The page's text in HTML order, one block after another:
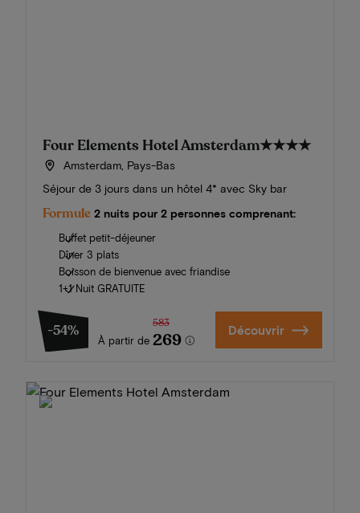
Four Elements Hotel Amsterdam★★★★
Amsterdam, Pays-Bas
Séjour de 3 jours dans un hôtel 4* avec Sky bar
Formule 2 nuits pour 2 personnes comprenant:
Buffet petit-déjeuner
Dîner 3 plats
Boisson de bienvenue avec friandise
1+1 Nuit GRATUITE
-54%
À partir de
583
269 Découvrir